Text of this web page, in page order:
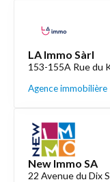
LA Immo Sàrl
153-155A Rue du
Agence immobilière
New Immo SA
22 Avenue du Dix